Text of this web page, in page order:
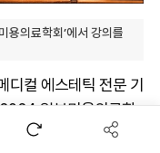
용의료학회’에서 강의를
컬 에스테틱 전문 기
일본미용의료학
surgery and